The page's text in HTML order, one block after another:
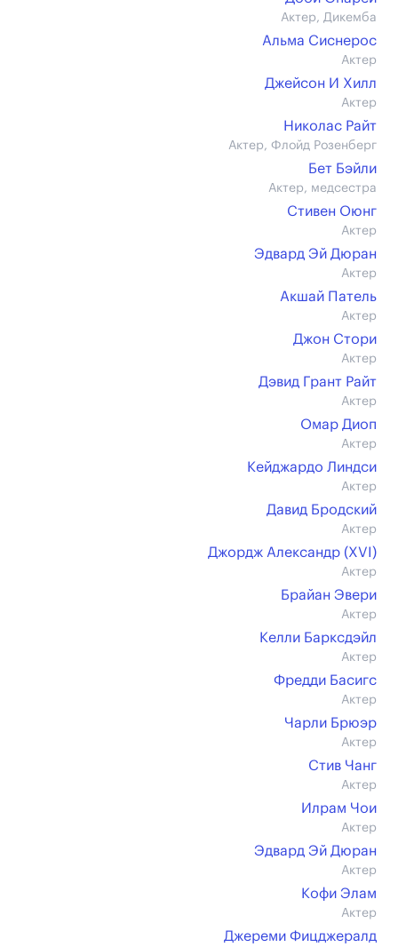
Актер, Дикемба
Альма Сиснерос
Актер
Джейсон И Хилл
Актер
Николас Райт
Актер, Флойд Розенберг
Бет Бэйли
Актер, медсестра
Стивен Оюнг
Актер
Эдвард Эй Дюран
Актер
Акшай Патель
Актер
Джон Стори
Актер
Дэвид Грант Райт
Актер
Омар Диоп
Актер
Кейджардо Линдси
Актер
Давид Бродский
Актер
Джордж Александр (XVI)
Актер
Брайан Эвери
Актер
Келли Барксдэйл
Актер
Фредди Басигс
Актер
Чарли Брюэр
Актер
Стив Чанг
Актер
Илрам Чои
Актер
Эдвард Эй Дюран
Актер
Кофи Элам
Актер
Джереми Фицджералд